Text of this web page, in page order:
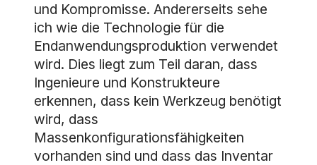
und Kompromisse. Andererseits sehe
ich wie die Technologie für die
Endanwendungsproduktion verwendet
wird. Dies liegt zum Teil daran, dass
Ingenieure und Konstrukteure
erkennen, dass kein Werkzeug benötigt
wird, dass
Massenkonfigurationsfähigkeiten
vorhanden sind und dass das Inventar